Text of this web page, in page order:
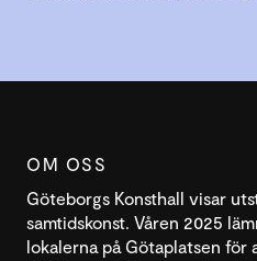
OM OSS
Göteborgs Konsthall visar
samtidskonst. Våren 2025
lokalerna på Götaplatsen